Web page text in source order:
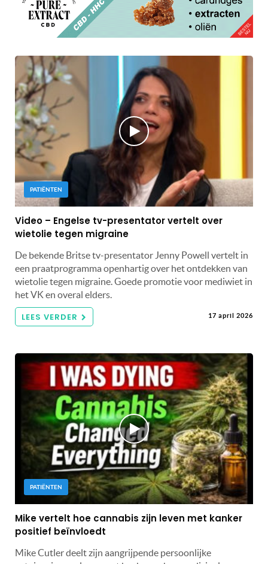
PATIËNTEN
Video – Engelse tv-presentator vertelt over
wietolie tegen migraine
De bekende Britse tv-presentator Jenny Powell vertelt in
een praatprogramma openhartig over het ontdekken van
wietolie tegen migraine. Goede promotie voor mediwiet in
het VK en overal elders.
LEES VERDER 17 april 2026
PATIËNTEN
Mike vertelt hoe cannabis zijn leven met kanker
positief beïnvloedt
Mike Cutler deelt zijn aangrijpende persoonlijke